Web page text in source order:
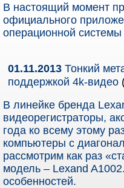
В настоящий момент
официального
операционной
01.11.2013 Тонкий
поддержкой 4k-видео
В линейке бренда
видеорегистраторы,
года ко всему этому
компьютеры с
рассмотрим как раз
модель – Lexand
особенностей.